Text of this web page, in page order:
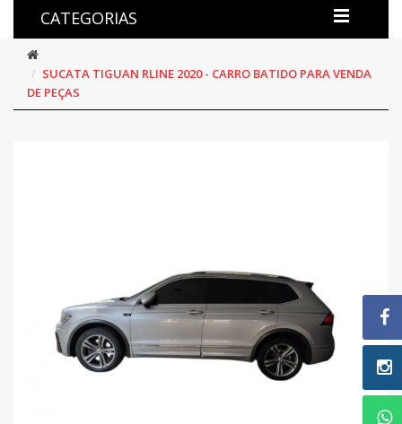
CATEGORIAS
SUCATA TIGUAN RLINE 2020 - CARRO BATIDO PARA VENDA
DE PEÇAS